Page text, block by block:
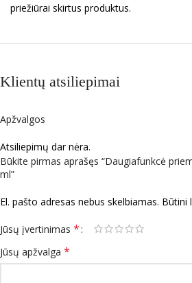
priežiūrai skirtus produktus.
Klientų atsiliepimai
Apžvalgos
Atsiliepimų dar nėra.
Būkite pirmas aprašęs “Daugiafunkcė
ml”
El. pašto adresas nebus skelbiamas. Būtini
Jūsų įvertinimas *
Jūsų apžvalga *